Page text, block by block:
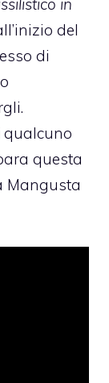
in
del
di
qualcuno
questa
Mangusta